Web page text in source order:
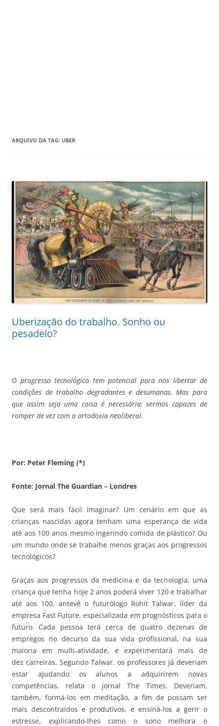
ARQUIVO DA TAG: UBER
Uberização do trabalho. Sonho ou
pesadelo?
O progresso tecnológico tem potencial para nos libertar de
condições de trabalho degradantes e desumanas. Mas para
que assim seja uma coisa é necessária: sermos capazes de
romper de vez com a ortodoxia neoliberal.
Por: Peter Fleming (*)
Fonte: Jornal The Guardian – Londres
Que será mais fácil imaginar? Um cenário em que as
crianças nascidas agora tenham uma esperança de vida
até aos 100 anos mesmo ingerindo comida de plástico? Ou
um mundo onde se trabalhe menos graças aos progressos
tecnológicos?
Graças aos progressos da medicina e da tecnologia, uma
criança que tenha hoje 2 anos poderá viver 120 e trabalhar
até aos 100, antevê o futurólogo Rohit Talwar, líder da
empresa Fast Future, especializada em prognósticos para o
futuro. Cada pessoa terá cerca de quatro dezenas de
empregos no decurso da sua vida profissional, na sua
maioria em multi-atividade, e experimentará mais de
dez carreiras. Segundo Talwar, os professores já deveriam
estar ajudando os alunos a adquirirem novas
competências, relata o jornal The Times. Deveriam,
também, formá-los em meditação, a fim de possam ser
mais descontraídos e produtivos, e ensiná-los a gerir o
estresse, explicando-lhes como o sono melhora o